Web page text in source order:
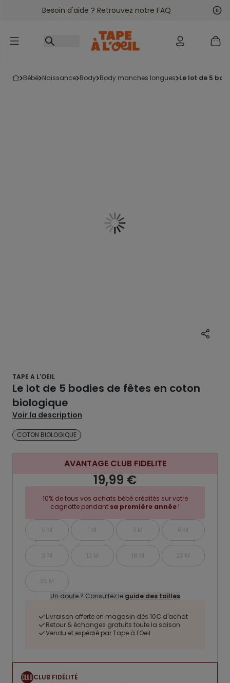
Accéder au contenu
Besoin d'aide ? Retrouvez notre FAQ
bébé naissance body body manches longues le lot de 5
TAPE A L'OEIL
Le lot de 5 bodies de fêtes en coton
biologique
Voir la description
COTON BIOLOGIQUE
AVANTAGE CLUB FIDELITE
19,99 €
10% de tous vos achats bébé crédités sur votre
cagnotte pendant sa première année !
0 M 1 M 3 M 6 M
9 M 12 M 18 M 23 M
36 M
Un doute ? Consultez le guide des tailles
Livraison offerte en magasin dès 10€ d'achat
Retour & échanges gratuits toute la saison
Vendu et expédié par Tape à l'Oeil
CLUB FIDÉLITÉ